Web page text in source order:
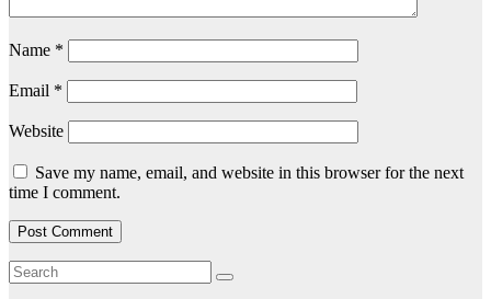
Name *
Email *
Website
Save my name, email, and website in this browser for the next
time I comment.